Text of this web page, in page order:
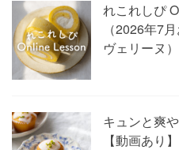
れこれしぴ
（2026年7
ヴェリーヌ）
キュンと爽
【動画あり】